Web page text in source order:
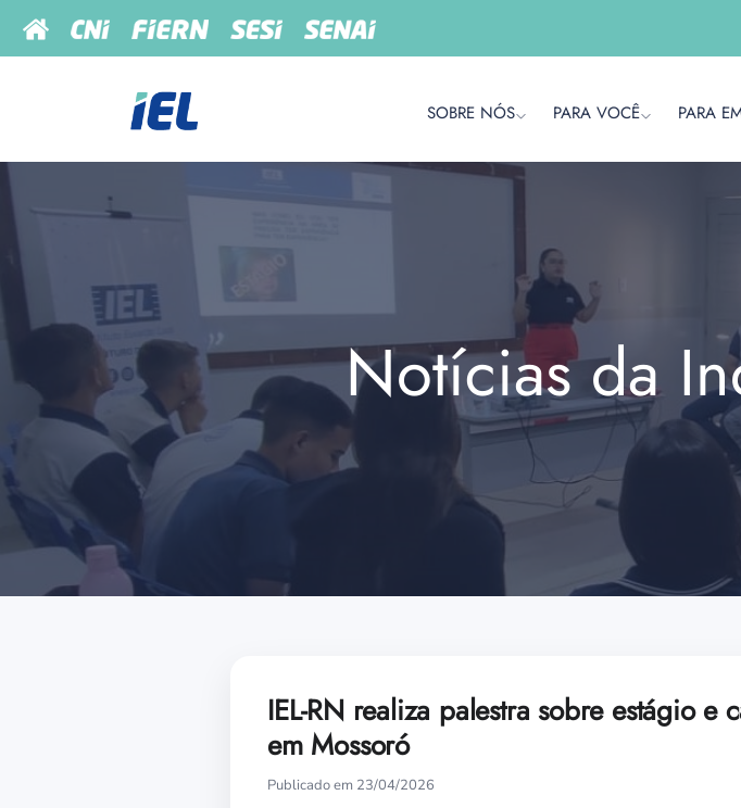
SOBRE NÓS PARA VOCÊ PARA
Notícias da
IEL-RN realiza palestra sobre estágio
em Mossoró
Publicado em 23/04/2026